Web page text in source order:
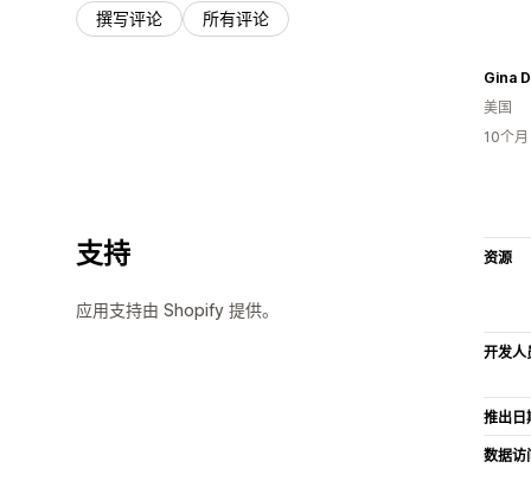
撰写评论 所有评论
Gina
美国
10个
支持
应用支持由 Shopify 提供。
资源
开发人
推出日
数据访